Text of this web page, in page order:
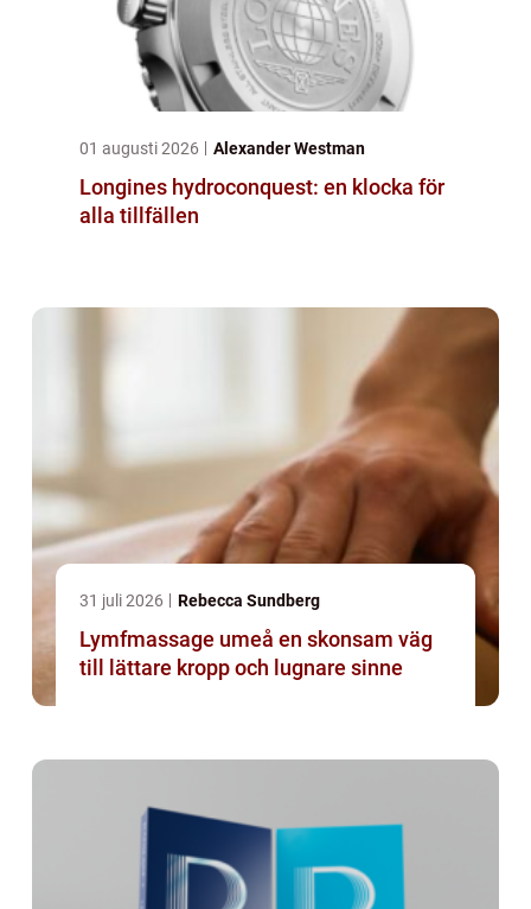
01 augusti 2026 Alexander Westman
Longines hydroconquest: en klocka för
alla tillfällen
31 juli 2026 Rebecca Sundberg
Lymfmassage umeå en skonsam väg
till lättare kropp och lugnare sinne